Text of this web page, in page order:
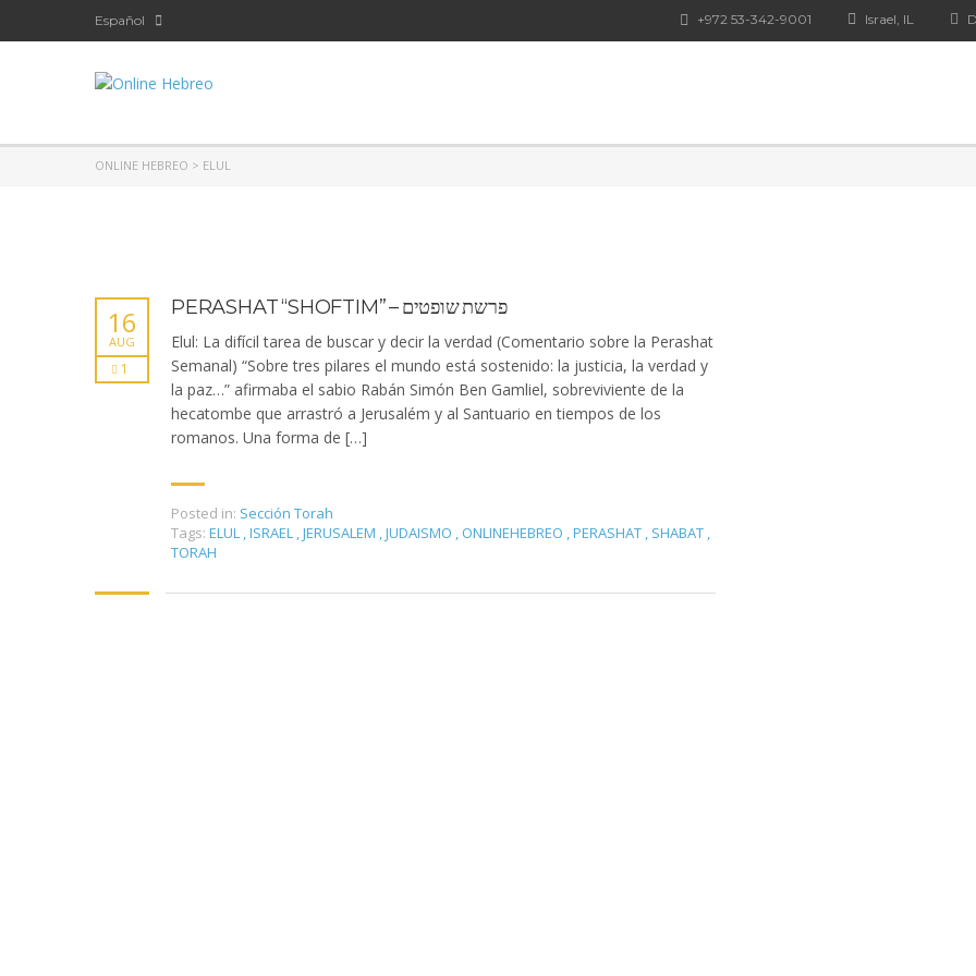
Español Israel, IL
+972 53-342-9001
ONLINE HEBREO > ELUL
PERASHAT “SHOFTIM” – פרשת שופטים 16
AUG
1
Elul: La difícil tarea de buscar y decir la verdad (Comentario sobre la Perashat
Semanal) “Sobre tres pilares el mundo está sostenido: la justicia, la verdad y
la paz…” afirmaba el sabio Rabán Simón Ben Gamliel, sobreviviente de la
hecatombe que arrastró a Jerusalém y al Santuario en tiempos de los
romanos. Una forma de […]
Posted in: Sección Torah
Tags: ELUL ,ISRAEL ,JERUSALEM ,JUDAISMO , ONLINEHEBREO ,PERASHAT , SHABAT ,
TORAH